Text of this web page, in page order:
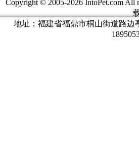
Copyright © 2005-2026 IntoPet.com
地址：福建省福鼎市桐山街道路边